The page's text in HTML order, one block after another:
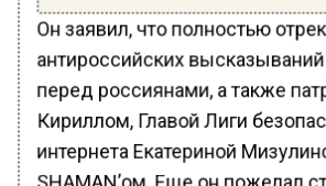
Он заявил, что полностью
антироссийских
перед россиянами, а также
Кириллом, Главой Лиги
интернета Екатериной
SHAMAN’ом. Еще он пожелал